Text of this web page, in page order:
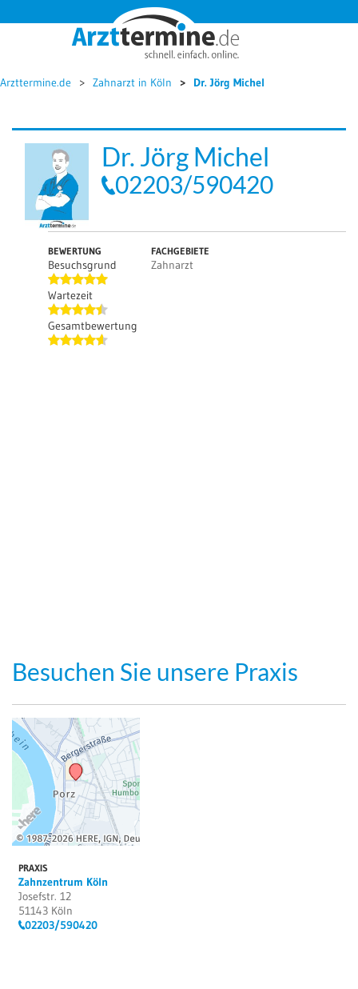




Arzttermine.de Zahnarzt in Köln Dr. Jörg Michel
Dr. Jörg Michel
02203/590420
BEWERTUNG
Besuchsgrund
Wartezeit
Gesamtbewertung
FACHGEBIETE
Zahnarzt
Besuchen Sie unsere Praxis
PRAXIS
Zahnzentrum Köln
Josefstr. 12
51143 Köln
02203/590420